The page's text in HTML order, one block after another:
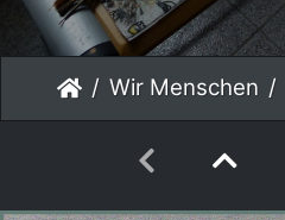
Wir Menschen